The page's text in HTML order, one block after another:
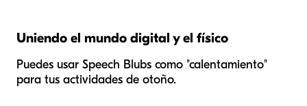
Uniendo el mundo digital y el físico
Puedes usar Speech Blubs como "calentamiento"
para tus actividades de otoño.